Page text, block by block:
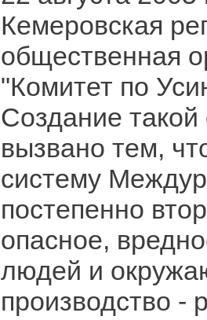
Кемеровская
общественная
"Комитет по
Создание такой
вызвано тем,
систему
постепенно
опасное,
людей и
производство -